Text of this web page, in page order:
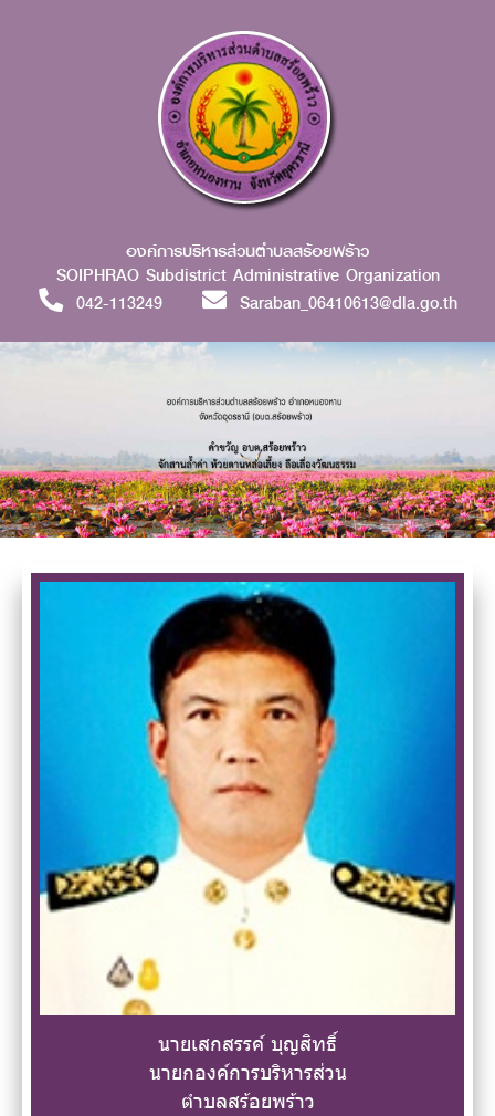
องค์การบริหารส่วนตำบลสร้อยพร้าว
SOIPHRAO Subdistrict Administrative Organization
042-113249
Saraban_06410613@dla.go.th
นายเสกสรรค์ บุญสิทธิ์
นายกองค์การบริหารส่วน
ตำบลสร้อยพร้าว